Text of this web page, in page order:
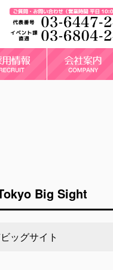
Big Sight
ッグサイト